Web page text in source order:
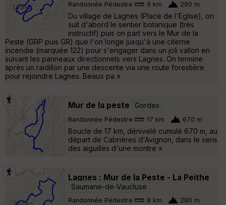
Randonnée Pédestre 9 km 290 m
Du village de Lagnes (Place de l'Eglise), on
suit d'abord le sentier botanique (très
instructif) puis on part vers le Mur de la
Peste (GRP puis GR) que l'on longe jusqu'à une citerne
incendie (marquée 122) pour s'engager dans un joli vallon en
suivant les panneaux directionnels vers Lagnes. On termine
après un raidillon par une descente via une route forestière
pour rejoindre Lagnes. Beaux pa »
Mur de la peste Gordes
Randonnée Pédestre 17 km 670 m
Boucle de 17 km, dénivelé cumulé 670 m, au
départ de Cabrières d'Avignon, dans le sens
des aiguilles d'une montre »
Lagnes : Mur de la Peste - La Peithe
Saumane-de-Vaucluse
Randonnée Pédestre 8 km 280 m